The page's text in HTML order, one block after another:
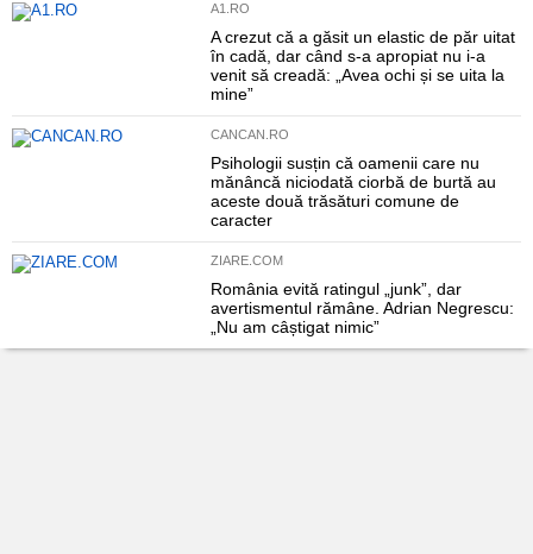
A1.RO
A crezut că a găsit un elastic de păr uitat
în cadă, dar când s-a apropiat nu i-a
venit să creadă: „Avea ochi și se uita la
mine”
CANCAN.RO
Psihologii susțin că oamenii care nu
mănâncă niciodată ciorbă de burtă au
aceste două trăsături comune de
caracter
ZIARE.COM
România evită ratingul „junk”, dar
avertismentul rămâne. Adrian Negrescu:
„Nu am câștigat nimic”